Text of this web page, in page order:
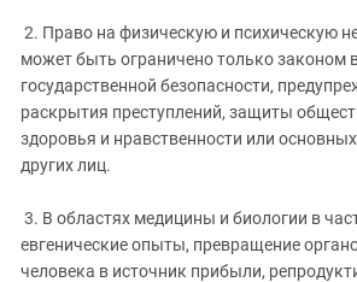
2. Право на физическую и психическую
может быть ограничено только законом
государственной безопасности,
раскрытия преступлений, защиты
здоровья и нравственности или
других лиц.
3. В областях медицины и биологии в
евгенические опыты, превращение
человека в источник прибыли,